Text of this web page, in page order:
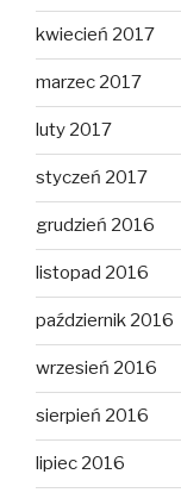
kwiecień 2017
marzec 2017
luty 2017
styczeń 2017
grudzień 2016
listopad 2016
październik 2016
wrzesień 2016
sierpień 2016
lipiec 2016